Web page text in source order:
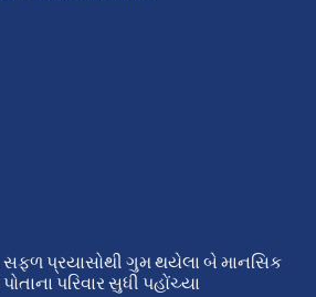
પ્રયાસોથી ગુમ થયેલા બે માનસિક
પરિવાર સુધી પહોંચ્યા